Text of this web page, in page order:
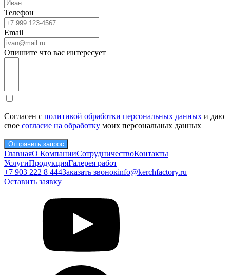
Телефон
Email
Опишите что вас интересует
Согласен с политикой обработки персональных данных и даю
свое согласие на обработку моих персональных данных
Отправить запрос
ГлавнаяО КомпанииСотрудничествоКонтакты
УслугиПродукцияГалерея работ
+7 903 222 8 444Заказать звонокinfo@kerchfactory.ru
Оставить заявку